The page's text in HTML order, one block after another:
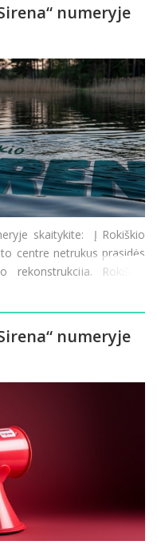
numeryje
skaitykite: Į Rokiškio
centre netrukus prasidės
rekonstrukcija. Rokiškio
tačiau joje ko
numeryje